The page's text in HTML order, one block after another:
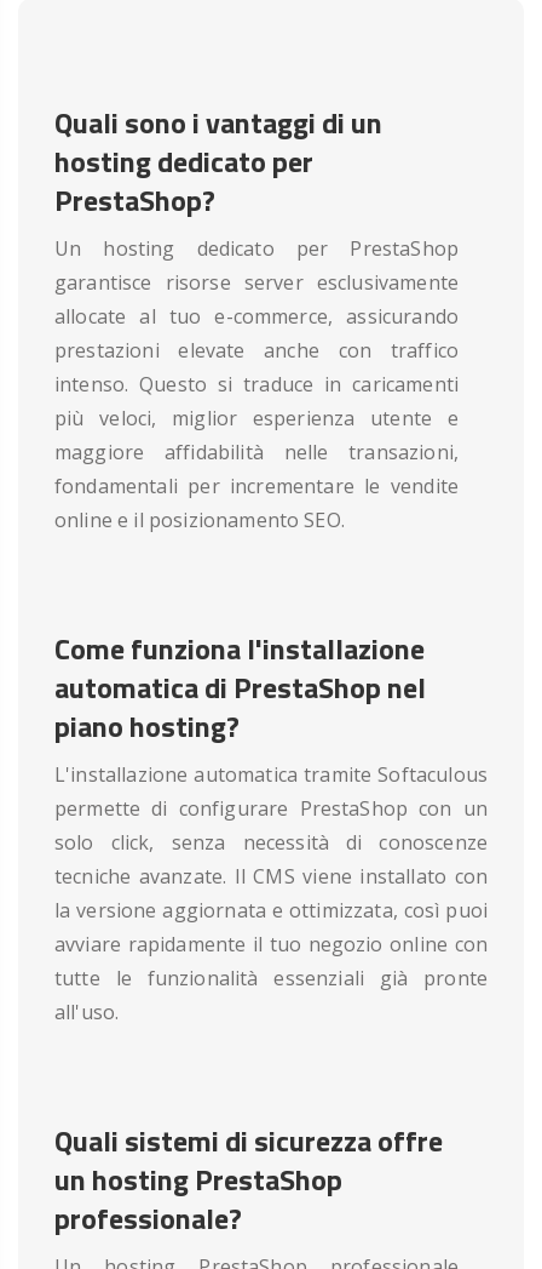
Quali sono i vantaggi di un
hosting dedicato per
PrestaShop?
Un hosting dedicato per PrestaShop
garantisce risorse server esclusivamente
allocate al tuo e-commerce, assicurando
prestazioni elevate anche con traffico
intenso. Questo si traduce in caricamenti
più veloci, miglior esperienza utente e
maggiore affidabilità nelle transazioni,
fondamentali per incrementare le vendite
online e il posizionamento SEO.
Come funziona l'installazione
automatica di PrestaShop nel
piano hosting?
L'installazione automatica tramite Softaculous
permette di configurare PrestaShop con un
solo click, senza necessità di conoscenze
tecniche avanzate. Il CMS viene installato con
la versione aggiornata e ottimizzata, così puoi
avviare rapidamente il tuo negozio online con
tutte le funzionalità essenziali già pronte
all'uso.
Quali sistemi di sicurezza offre
un hosting PrestaShop
professionale?